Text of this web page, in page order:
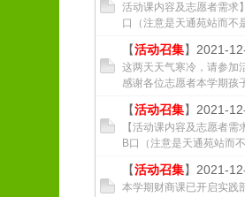
活动课内容及志愿者需求
口（注意是天通苑站而不
【活动召集】2021-
这两天天气寒冷，请参加
感谢各位志愿者本学期孩
【活动召集】2021-
【活动课内容及志愿者
B口（注意是天通苑站而
【活动召集】2021-
本学期财商课已开启实践